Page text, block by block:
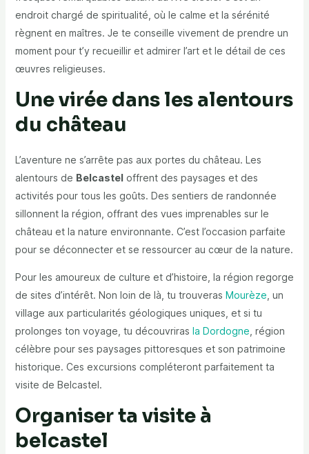
endroit chargé de spiritualité, où le calme et la sérénité
règnent en maîtres. Je te conseille vivement de prendre un
moment pour t’y recueillir et admirer l’art et le détail de ces
œuvres religieuses.
Une virée dans les alentours
du château
L’aventure ne s’arrête pas aux portes du château. Les
alentours de Belcasteloffrent des paysages et des
activités pour tous les goûts. Des sentiers de randonnée
sillonnent la région, offrant des vues imprenables sur le
château et la nature environnante. C’est l’occasion parfaite
pour se déconnecter et se ressourcer au cœur de la nature.
Pour les amoureux de culture et d’histoire, la région regorge
de sites d’intérêt. Non loin de là, tu trouveras Mourèze , un
village aux particularités géologiques uniques, et si tu
prolonges ton voyage, tu découvriras la Dordogne , région
célèbre pour ses paysages pittoresques et son patrimoine
historique. Ces excursions compléteront parfaitement ta
visite de Belcastel.
Organiser ta visite à
belcastel